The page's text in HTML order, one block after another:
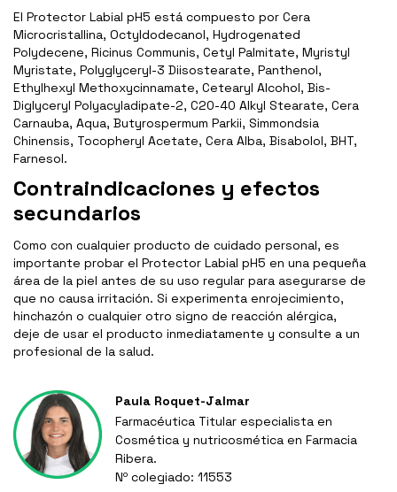
El Protector Labial pH5 está compuesto por Cera
Microcristallina, Octyldodecanol, Hydrogenated
Polydecene, Ricinus Communis, Cetyl Palmitate, Myristyl
Myristate, Polyglyceryl-3 Diisostearate, Panthenol,
Ethylhexyl Methoxycinnamate, Cetearyl Alcohol, Bis-
Diglyceryl Polyacyladipate-2, C20-40 Alkyl Stearate, Cera
Carnauba, Aqua, Butyrospermum Parkii, Simmondsia
Chinensis, Tocopheryl Acetate, Cera Alba, Bisabolol, BHT,
Farnesol.
Contraindicaciones y efectos
secundarios
Como con cualquier producto de cuidado personal, es
importante probar el Protector Labial pH5 en una pequeña
área de la piel antes de su uso regular para asegurarse de
que no causa irritación. Si experimenta enrojecimiento,
hinchazón o cualquier otro signo de reacción alérgica,
deje de usar el producto inmediatamente y consulte a un
profesional de la salud.
Paula Roquet-Jalmar
Farmacéutica Titular especialista en
Cosmética y nutricosmética en Farmacia
Ribera.
Nº colegiado: 11553